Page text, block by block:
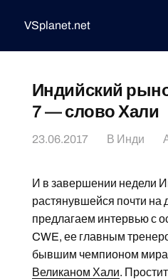
VSplanet.net
Индийский
7 — слово Хали
23.06.2017 В Инди
И в завершении недели
растянувшейся почти
предлагаем интервью с
CWE, ее главным
бывшим чемпионом мира
Великаном Хали.